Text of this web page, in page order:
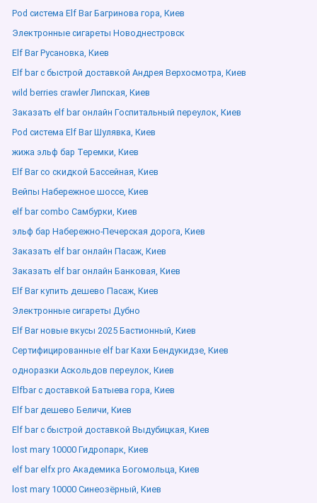
Pod система Elf Bar Багринова гора, Киев
Электронные сигареты Новоднестровск
Elf Bar Русановка, Киев
Elf bar с быстрой доставкой Андрея Верхосмотра, Киев
wild berries crawler Липская, Киев
Заказать elf bar онлайн Госпитальный переулок, Киев
Pod система Elf Bar Шулявка, Киев
жижа эльф бар Теремки, Киев
Elf Bar со скидкой Бассейная, Киев
Вейпы Набережное шоссе, Киев
elf bar combo Самбурки, Киев
эльф бар Набережно-Печерская дорога, Киев
Заказать elf bar онлайн Пасаж, Киев
Заказать elf bar онлайн Банковая, Киев
Elf Bar купить дешево Пасаж, Киев
Электронные сигареты Дубно
Elf Bar новые вкусы 2025 Бастионный, Киев
Сертифицированные elf bar Кахи Бендукидзе, Киев
одноразки Аскольдов переулок, Киев
Elfbar с доставкой Батыева гора, Киев
Elf bar дешево Беличи, Киев
Elf bar с быстрой доставкой Выдубицкая, Киев
lost mary 10000 Гидропарк, Киев
elf bar elfx pro Академика Богомольца, Киев
lost mary 10000 Синеозёрный, Киев